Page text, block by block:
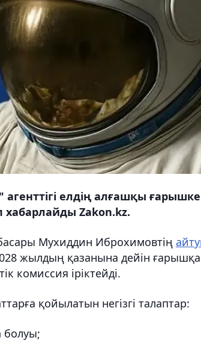
елдің алғашқы
Zakon.kz.
Мухиддин Иброхимовтің
жылдың қазанына дейін
комиссия іріктейді.
қойылатын негізгі талаптар:
болуы;